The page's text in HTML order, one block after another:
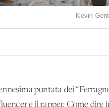
Kevin Gent
puntata dei
e il rapper. Come